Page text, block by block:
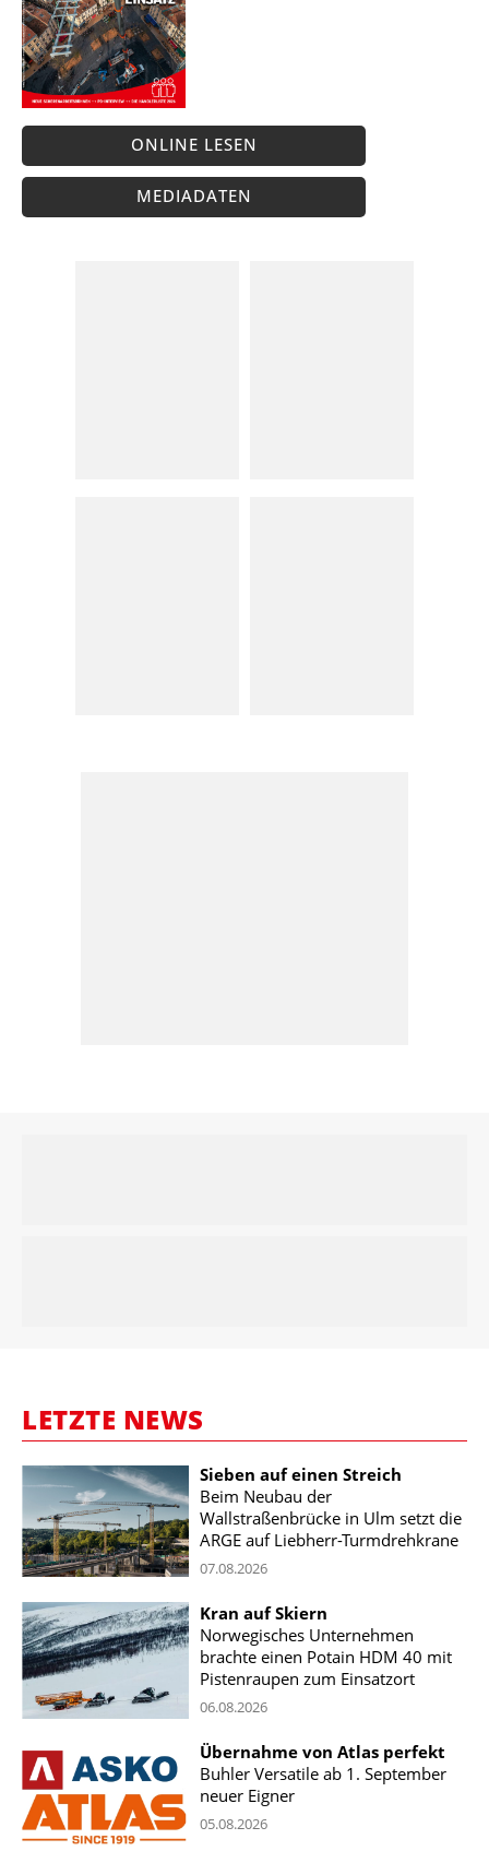
ONLINE LESEN
MEDIADATEN
LETZTE NEWS
Sieben auf einen Streich
Beim Neubau der
Wallstraßenbrücke in Ulm setzt die
ARGE auf Liebherr-Turmdrehkrane
07.08.2026
Kran auf Skiern
Norwegisches Unternehmen
brachte einen Potain HDM 40 mit
Pistenraupen zum Einsatzort
06.08.2026
Übernahme von Atlas perfekt
Buhler Versatile ab 1. September
neuer Eigner
05.08.2026